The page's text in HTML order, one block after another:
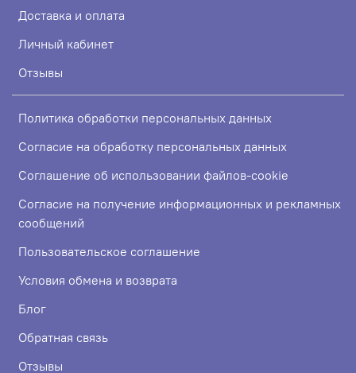
Доставка и оплата
Личный кабинет
Отзывы
Политика обработки персональных данных
Согласие на обработку персональных данных
Соглашение об использовании файлов-cookie
Согласие на получение информационных и рекламных
сообщений
Пользовательское соглашение
Условия обмена и возврата
Блог
Обратная связь
Отзывы